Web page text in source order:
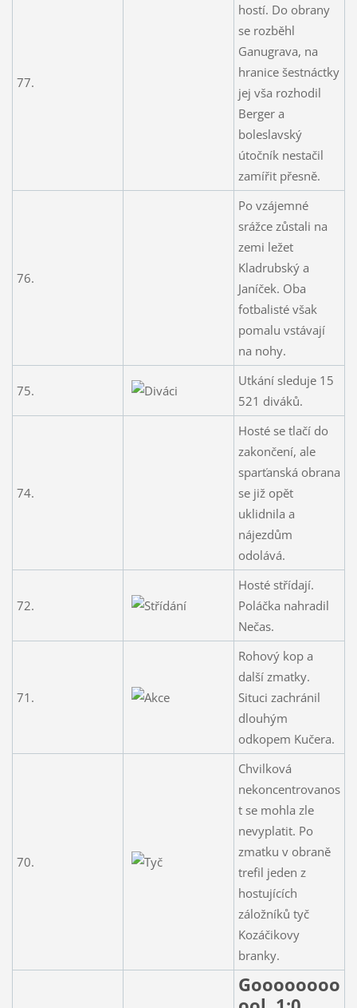
77.
hostí. Do obrany
se rozběhl
Ganugrava, na
hranice šestnáctky
jej vša rozhodil
Berger a
boleslavský
útočník nestačil
zamířit přesně.
76.
Po vzájemné
srážce zůstali na
zemi ležet
Kladrubský a
Janíček. Oba
fotbalisté však
pomalu vstávají
na nohy.
75.
Utkání sleduje 15
521 diváků.
74.
Hosté se tlačí do
zakončení, ale
sparťanská obrana
se již opět
uklidnila a
nájezdům
odolává.
72.
Hosté střídají.
Poláčka nahradil
Nečas.
71.
Rohový kop a
další zmatky.
Situci zachránil
dlouhým
odkopem Kučera.
70.
Chvilková
nekoncentrovanos
t se mohla zle
nevyplatit. Po
zmatku v obraně
trefil jeden z
hostujících
záložníků tyč
Kozáčikovy
branky.
Goooooooo